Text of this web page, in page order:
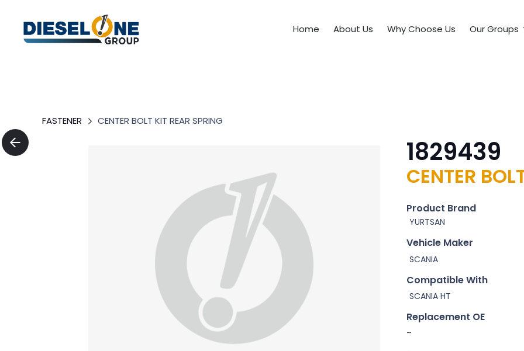
Home About Us Why Choose Us Our Groups
FASTENER CENTER BOLT KIT REAR SPRING
1829439
CENTER
Product Brand
YURTSAN
Vehicle Maker
SCANIA
Compatible With
SCANIA HT
Replacement OE
–